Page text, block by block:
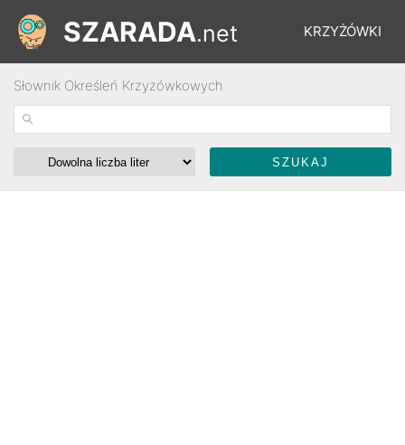
KRZYŻÓWKI
ŁAMIGŁÓWKI
SZARADA.net
Słownik Określeń Krzyżówkowych